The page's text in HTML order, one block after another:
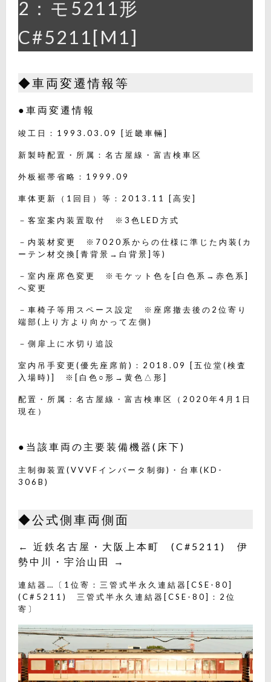
2：モ5211形
C#5211[M1]
◆車両変遷情報等
●車両変遷情報
竣工日：1993.03.09 [近畿車輛]
新製時配置・所属：名古屋線・富吉検車区
外板裾帯省略：1999.09
車体更新（1回目）等：2013.11 [高安]
－客室案内装置取付 ※3色LED方式
－内装材変更 ※7020系からの仕様に準じた内装(カ
ーテン材交換[青背景→白背景]等)
－室内座席色変更 ※モケット色を[白色系→赤色系]
へ変更
－車椅子等用スペース設定 ※座席撤去後の2位寄り
端部(上り方より向かって左側)
－側扉上に水切り追設
室内吊手変更(優先座席前)：2018.09 [五位堂(検査
入場時)] ※[白色○形→黄色△形]
配置・所属：名古屋線・富吉検車区（2020年4月1日
現在）
●当該車両の主要装備機器(床下)
主制御装置(VVVFインバータ制御)・台車(KD-
306B)
◆公式側車両側面
← 近鉄名古屋・大阪上本町 (C#5211) 伊
勢中川・宇治山田 →
連結器…〔1位寄：三管式半永久連結器[CSE-80]
(C#5211) 三管式半永久連結器[CSE-80]：2位
寄〕